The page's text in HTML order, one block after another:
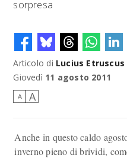
sorpresa
Articolo di Lucius Etruscus
Giovedì 11 agosto 2011
A A
Anche in questo caldo
inverno pieno di brividi,